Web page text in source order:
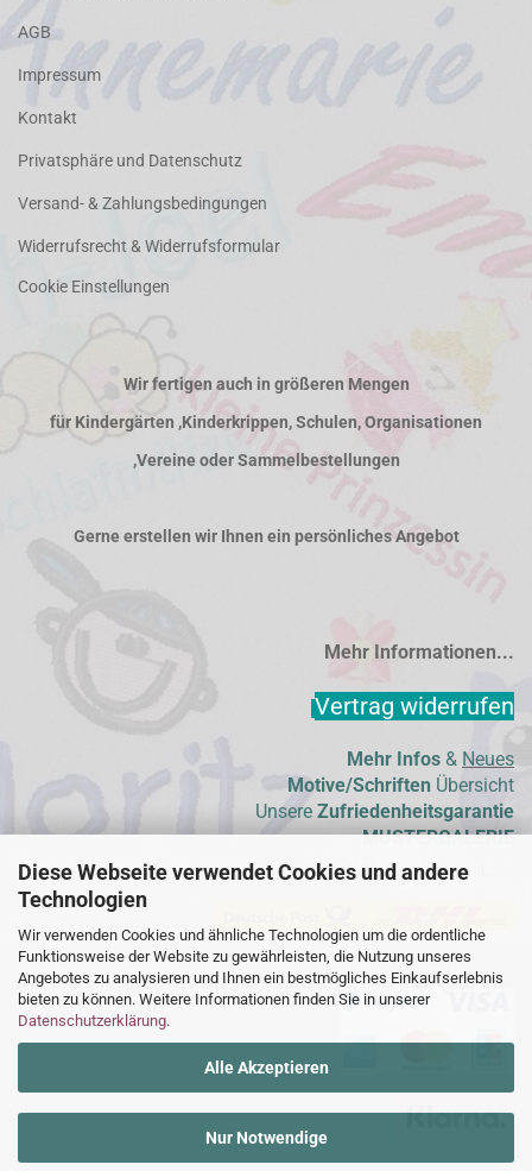
Diese Webseite verwendet Cookies und andere
Technologien
Wir verwenden Cookies und ähnliche Technologien um die ordentliche
Funktionsweise der Website zu gewährleisten, die Nutzung unseres
Angebotes zu analysieren und Ihnen ein bestmögliches Einkaufserlebnis
bieten zu können. Weitere Informationen finden Sie in unserer
Datenschutzerklärung.
Alle Akzeptieren
Nur Notwendige
AGB
Impressum
Kontakt
Privatsphäre und Datenschutz
Versand- & Zahlungsbedingungen
Widerrufsrecht & Widerrufsformular
Cookie Einstellungen
Wir fertigen auch in größeren Mengen
für Kindergärten ,Kinderkrippen, Schulen, Organisationen
,Vereine oder Sammelbestellungen
Gerne erstellen wir Ihnen ein persönliches Angebot
Mehr Informationen...
Vertrag widerrufen
Mehr Infos & Neues
Motive/Schriften Übersicht
Unsere Zufriedenheitsgarantie
MUSTERGALERIE
Wir versenden mit...
Wir akzeptieren: